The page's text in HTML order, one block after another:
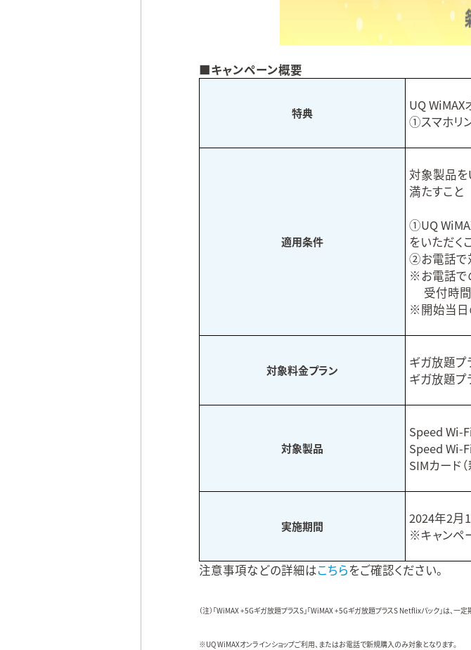
キャンペーン概要
特典
UQ WiMAX
①スマホリ
適用条件
対象製品
満たすこと
①UQ
をいただく
②お電話で
※お電話で
受付時間
※開始当日
対象料金プラン
ギガ放題プ
ギガ放題プ
対象製品
Speed Wi-
Speed Wi-
SIMカード
実施期間
2024年2月
※キャンペ
注意事項などの詳細はこちらをご確認ください。
（注）「WiMAX +5Gギガ放題プラスS」「WiMAX +5Gギガ放題プラスS Netflixパック」は
※UQ WiMAXオンラインショップご利用、またはお電話で新規購入のみ対象となります。